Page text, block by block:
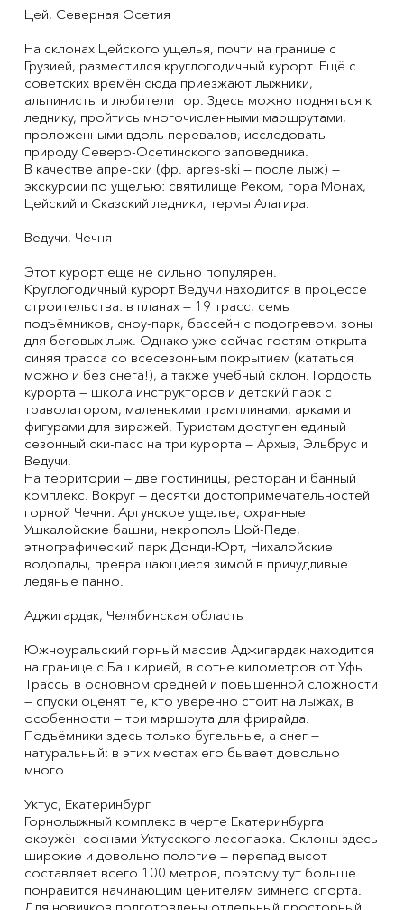
Цей, Северная Осетия
На склонах Цейского ущелья, почти на границе с
Грузией, разместился круглогодичный курорт. Ещё с
советских времён сюда приезжают лыжники,
альпинисты и любители гор. Здесь можно подняться к
леднику, пройтись многочисленными маршрутами,
проложенными вдоль перевалов, исследовать
природу Северо-Осетинского заповедника.
В качестве апре-ски (фр. apres-ski — после лыж) —
экскурсии по ущелью: святилище Реком, гора Монах,
Цейский и Сказский ледники, термы Алагира.
Ведучи, Чечня
Этот курорт еще не сильно популярен.
Круглогодичный курорт Ведучи находится в процессе
строительства: в планах — 19 трасс, семь
подъёмников, сноу-парк, бассейн с подогревом, зоны
для беговых лыж. Однако уже сейчас гостям открыта
синяя трасса со всесезонным покрытием (кататься
можно и без снега!), а также учебный склон. Гордость
курорта — школа инструкторов и детский парк с
траволатором, маленькими трамплинами, арками и
фигурами для виражей. Туристам доступен единый
сезонный ски-пасс на три курорта — Архыз, Эльбрус и
Ведучи.
На территории — две гостиницы, ресторан и банный
комплекс. Вокруг — десятки достопримечательностей
горной Чечни: Аргунское ущелье, охранные
Ушкалойские башни, некрополь Цой-Педе,
этнографический парк Донди-Юрт, Нихалойские
водопады, превращающиеся зимой в причудливые
ледяные панно.
Аджигардак, Челябинская область
Южноуральский горный массив Аджигардак находится
на границе с Башкирией, в сотне километров от Уфы.
Трассы в основном средней и повышенной сложности
— спуски оценят те, кто уверенно стоит на лыжах, в
особенности — три маршрута для фрирайда.
Подъёмники здесь только бугельные, а снег —
натуральный: в этих местах его бывает довольно
много.
Уктус, Екатеринбург
Горнолыжный комплекс в черте Екатеринбурга
окружён соснами Уктусского лесопарка. Склоны здесь
широкие и довольно пологие — перепад высот
составляет всего 100 метров, поэтому тут больше
понравится начинающим ценителям зимнего спорта.